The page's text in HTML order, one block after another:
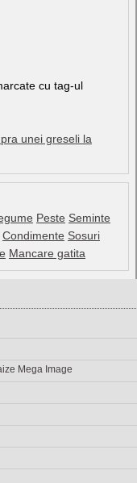
cu tag-ul
unei greseli la
Peste Seminte
Condimente Sosuri
Mancare gatita
Mega Image